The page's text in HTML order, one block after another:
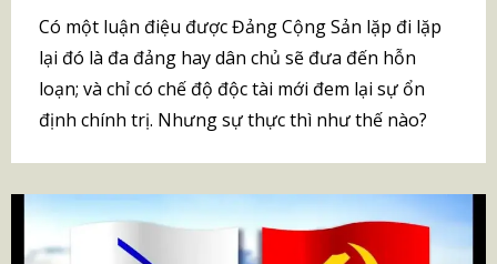
Có một luận điệu được Đảng Cộng Sản lặp đi lặp
lại đó là đa đảng hay dân chủ sẽ đưa đến hỗn
loạn; và chỉ có chế độ độc tài mới đem lại sự ổn
định chính trị. Nhưng sự thực thì như thế nào?